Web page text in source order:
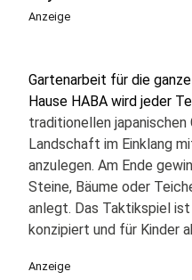
Anzeige
Gartenarbeit für die
Hause HABA wird jeder
traditionellen
Landschaft im Einklang
anzulegen. Am Ende
Steine, Bäume oder
anlegt. Das Taktikspiel
konzipiert und für Kinder
Anzeige